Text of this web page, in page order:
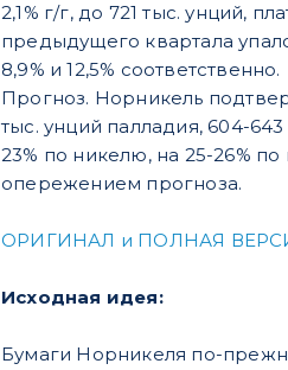
2,1% г/г, до 721 тыс. унций,
предыдущего квартала
8,9% и 12,5% соответственно.
Прогноз. Норникель
тыс. унций палладия, 604-
23% по никелю, на 25-26%
опережением прогноза.
ОРИГИНАЛ и ПОЛНАЯ
Исходная идея:
Бумаги Норникеля по-